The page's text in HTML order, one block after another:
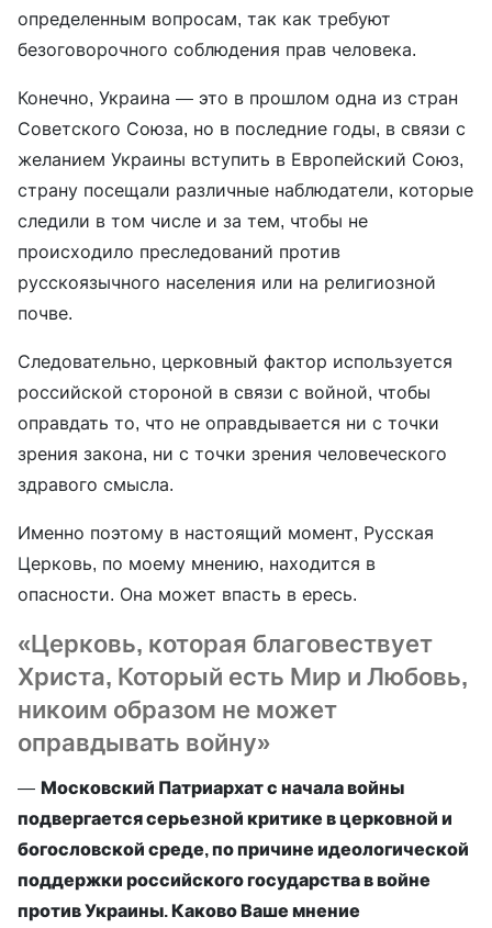
определенным вопросам, так как требуют
безоговорочного соблюдения прав человека.
Конечно, Украина — это в прошлом одна из стран
Советского Союза, но в последние годы, в связи с
желанием Украины вступить в Европейский Союз,
страну посещали различные наблюдатели, которые
следили в том числе и за тем, чтобы не
происходило преследований против
русскоязычного населения или на религиозной
почве.
Следовательно, церковный фактор используется
российской стороной в связи с войной, чтобы
оправдать то, что не оправдывается ни с точки
зрения закона, ни с точки зрения человеческого
здравого смысла.
Именно поэтому в настоящий момент, Русская
Церковь, по моему мнению, находится в
опасности. Она может впасть в ересь.
«Церковь, которая благовествует
Христа, Который есть Мир и Любовь,
никоим образом не может
оправдывать войну»
— Московский Патриархат с начала войны
подвергается серьезной критике в церковной и
богословской среде, по причине идеологической
поддержки российского государства в войне
против Украины. Каково Ваше мнение